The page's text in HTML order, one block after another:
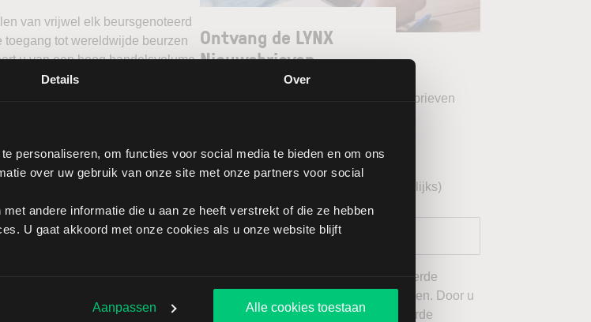
Details Over
personaliseren, om functies voor social media te bieden en om ons
over uw gebruik van onze site met onze partners voor social
andere informatie die u aan ze heeft verstrekt of die ze hebben
U gaat akkoord met onze cookies als u onze website blijft
Aanpassen Alle cookies toestaan
van vrijwel elk beursgenoteerd
toegang tot wereldwijde beurzen
u van een hoog handelsvolume
met innovatieve trading
het oog op een stijgende koers
van beleggen via een
met zich mee: als de koers
is belangrijk om deze risico’s
kapitaal dat u kunt missen.
Ontvang de LYNX
Nieuwsbrieven
Selecteer uw gewenste LYNX Nieuwsbrieven
LYNX Morning Call (dagelijks)
Technische analyse BEL20 (wekelijks)
Ik wil graag de door mij geselecteerde
nieuwsbrieven van LYNX ontvangen. Door u
aan te melden voor de geselecteerde